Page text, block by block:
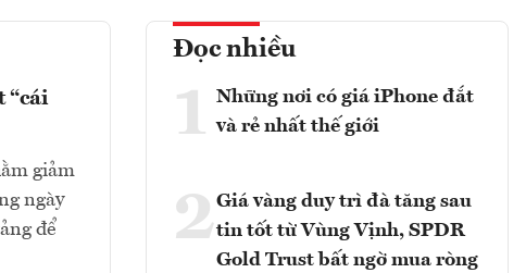
“cái
giảm
ngày
để
Đọc nhiều
1 Những nơi có giá iPhone đắt
và rẻ nhất thế giới
2Giá vàng duy trì đà tăng sau
tin tốt từ Vùng Vịnh, SPDR
Gold Trust bất ngờ mua ròng